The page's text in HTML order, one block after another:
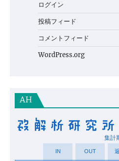
ログイン
投稿フィード
コメントフィード
WordPress.org
AH